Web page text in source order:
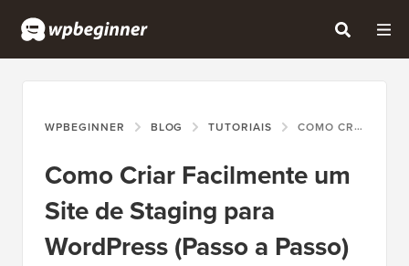
WPBEGINNER BLOG TUTORIAIS COMO CRIAR FACILMENTE UM SITE DE STAGING PARA WORDPRESS (PASSO A PASSO)
Como Criar Facilmente um
Site de Staging para
WordPress (Passo a Passo)